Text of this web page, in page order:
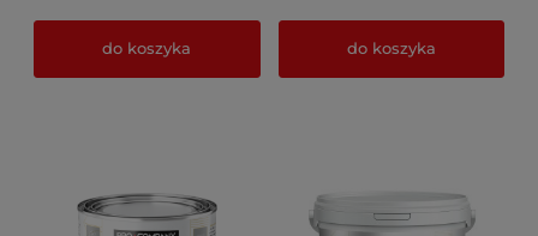
do koszyka do koszyka